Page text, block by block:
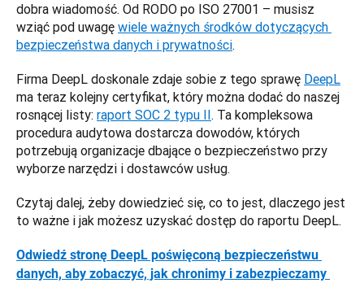
dobra wiadomość. Od RODO po ISO 27001 – musisz
wziąć pod uwagę wiele ważnych środków dotyczących
bezpieczeństwa danych i prywatności.
Firma DeepL doskonale zdaje sobie z tego sprawę DeepL
ma teraz kolejny certyfikat, który można dodać do naszej
rosnącej listy: raport SOC 2 typu II. Ta kompleksowa
procedura audytowa dostarcza dowodów, których
potrzebują organizacje dbające o bezpieczeństwo przy
wyborze narzędzi i dostawców usług.
Czytaj dalej, żeby dowiedzieć się, co to jest, dlaczego jest
to ważne i jak możesz uzyskać dostęp do raportu DeepL.
Odwiedź stronę DeepL poświęconą bezpieczeństwu
danych, aby zobaczyć, jak chronimy i zabezpieczamy